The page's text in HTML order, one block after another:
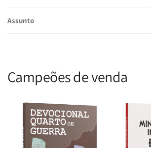
Assunto
Campeões de venda